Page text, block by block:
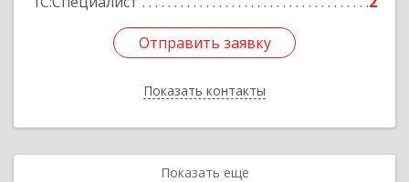
Отправить заявку
Показать контакты
Отправить заявку
Назад
Показать еще